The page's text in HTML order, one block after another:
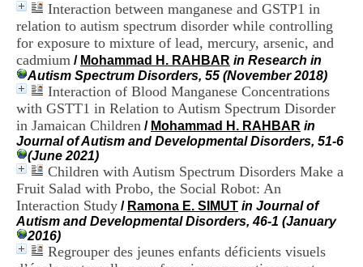
Interaction between manganese and GSTP1 in
relation to autism spectrum disorder while controlling
for exposure to mixture of lead, mercury, arsenic, and
cadmium / Mohammad H. RAHBAR in Research in
Autism Spectrum Disorders, 55 (November 2018)
Interaction of Blood Manganese Concentrations
with GSTT1 in Relation to Autism Spectrum Disorder
in Jamaican Children / Mohammad H. RAHBAR in
Journal of Autism and Developmental Disorders, 51-6
(June 2021)
Children with Autism Spectrum Disorders Make a
Fruit Salad with Probo, the Social Robot: An
Interaction Study / Ramona E. SIMUT in Journal of
Autism and Developmental Disorders, 46-1 (January
2016)
Regrouper des jeunes enfants déficients visuels
e
D
o
c
u
m
e
n
t
a
i
o
n
d
u
R